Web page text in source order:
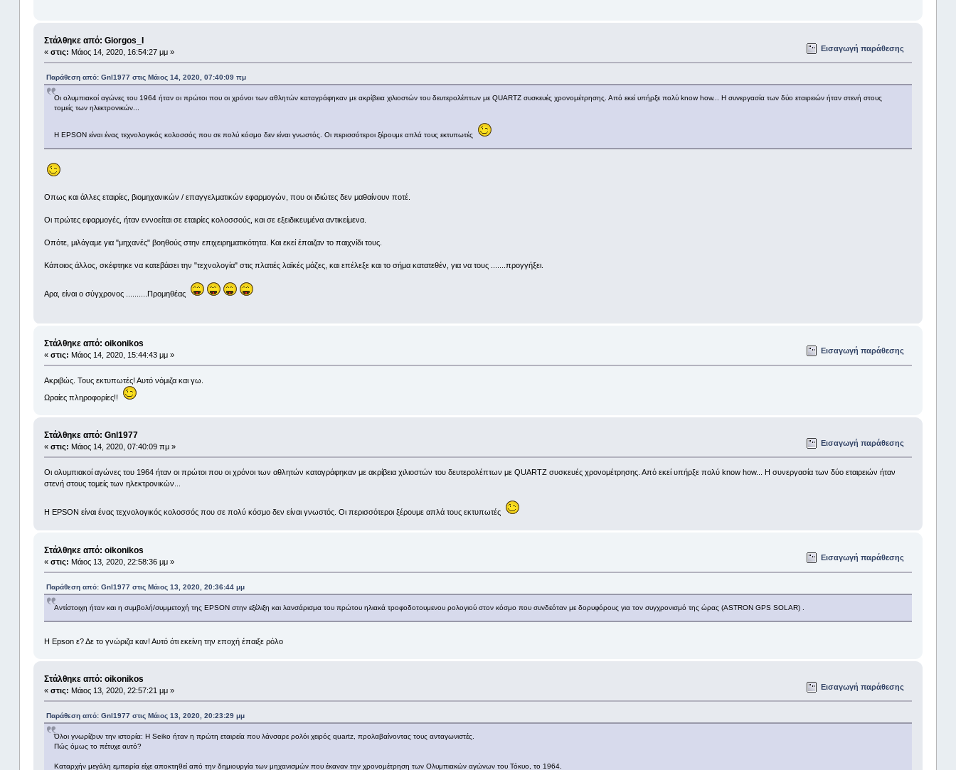
Στάλθηκε από: Giorgos_I
« στις: Μάιος 14, 2020, 16:54:27 μμ » Εισαγωγή παράθεσης
Παράθεση από: Gnl1977 στις Μάιος 14, 2020, 07:40:09 πμ
Οι ολυμπιακοί αγώνες του 1964 ήταν οι πρώτοι που οι χρόνοι των αθλητών καταγράφηκαν με ακρίβεια χιλιοστών του δευτερολέπτων με QUARTZ συσκευές χρονομέτρησης. Από εκεί υπήρξε πολύ know how... Η συνεργασία των δύο εταιρειών ήταν στενή στους
τομείς των ηλεκτρονικών...
Η EPSON είναι ένας τεχνολογικός κολοσσός που σε πολύ κόσμο δεν είναι γνωστός. Οι περισσότεροι ξέρουμε απλά τους εκτυπωτές
Οπως και άλλες εταιρίες, βιομηχανικών / επαγγελματικών εφαρμογών, που οι ιδιώτες δεν μαθαίνουν ποτέ.
Οι πρώτες εφαρμογές, ήταν εννοείται σε εταιρίες κολοσσούς, και σε εξειδικευμένα αντικείμενα.
Οπότε, μιλάγαμε για "μηχανές" βοηθούς στην επιχειρηματικότητα. Και εκεί έπαιζαν το παιχνίδι τους.
Κάποιος άλλος, σκέφτηκε να κατεβάσει την "τεχνολογία" στις πλατιές λαϊκές μάζες, και επέλεξε και το σήμα κατατεθέν, για να τους .......προγγήξει.
Αρα, είναι ο σύγχρονος ..........Προμηθέας
Στάλθηκε από: oikonikos
« στις: Μάιος 14, 2020, 15:44:43 μμ » Εισαγωγή παράθεσης
Ακριβώς. Τους εκτυπωτές! Αυτό νόμιζα και γω.
Ωραίες πληροφορίες!!
Στάλθηκε από: Gnl1977
« στις: Μάιος 14, 2020, 07:40:09 πμ » Εισαγωγή παράθεσης
Οι ολυμπιακοί αγώνες του 1964 ήταν οι πρώτοι που οι χρόνοι των αθλητών καταγράφηκαν με ακρίβεια χιλιοστών του δευτερολέπτων με QUARTZ συσκευές χρονομέτρησης. Από εκεί υπήρξε πολύ know how... Η συνεργασία των δύο εταιρειών ήταν
στενή στους τομείς των ηλεκτρονικών...
Η EPSON είναι ένας τεχνολογικός κολοσσός που σε πολύ κόσμο δεν είναι γνωστός. Οι περισσότεροι ξέρουμε απλά τους εκτυπωτές
Στάλθηκε από: oikonikos
« στις: Μάιος 13, 2020, 22:58:36 μμ » Εισαγωγή παράθεσης
Παράθεση από: Gnl1977 στις Μάιος 13, 2020, 20:36:44 μμ
Αντίστοιχη ήταν και η συμβολή/συμμετοχή της EPSON στην εξέλιξη και λανσάρισμα του πρώτου ηλιακά τροφοδοτουμενου ρολογιού στον κόσμο που συνδεόταν με δορυφόρους για τον συγχρονισμό της ώρας (ASTRON GPS SOLAR) .
Η Epson ε? Δε το γνώριζα καν! Αυτό ότι εκείνη την εποχή έπαιξε ρόλο
Στάλθηκε από: oikonikos
« στις: Μάιος 13, 2020, 22:57:21 μμ » Εισαγωγή παράθεσης
Παράθεση από: Gnl1977 στις Μάιος 13, 2020, 20:23:29 μμ
Όλοι γνωρίζουν την ιστορία: Η Seiko ήταν η πρώτη εταιρεία που λάνσαρε ρολόι χειρός quartz, προλαβαίνοντας τους ανταγωνιστές.
Πώς όμως το πέτυχε αυτό?
Καταρχήν μεγάλη εμπειρία είχε αποκτηθεί από την δημιουργία των μηχανισμών που έκαναν την χρονομέτρηση των Ολυμπιακών αγώνων του Τόκυο, το 1964.